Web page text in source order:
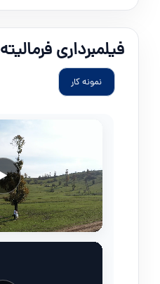
فیلمبرداری فرمالیته
نمونه کار